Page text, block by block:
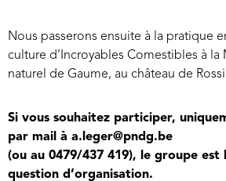
Nous passerons ensuite à la pratique
culture d’Incroyables Comestibles à la
naturel de Gaume, au château de
Si vous souhaitez participer,
par mail à a.leger@pndg.be
(ou au 0479/437 419), le groupe
question d’organisation.